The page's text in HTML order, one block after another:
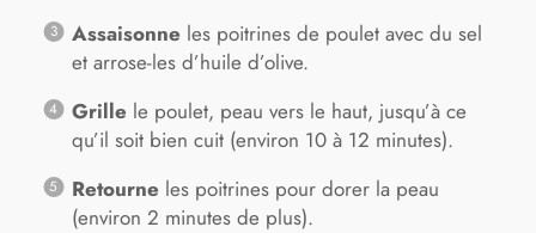
Assaisonne les poitrines de poulet avec du sel
et arrose-les d’huile d’olive.
Grille le poulet, peau vers le haut, jusqu’à ce
qu’il soit bien cuit (environ 10 à 12 minutes).
Retourne les poitrines pour dorer la peau
(environ 2 minutes de plus).